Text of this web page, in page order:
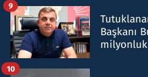
Başkanı
9
10